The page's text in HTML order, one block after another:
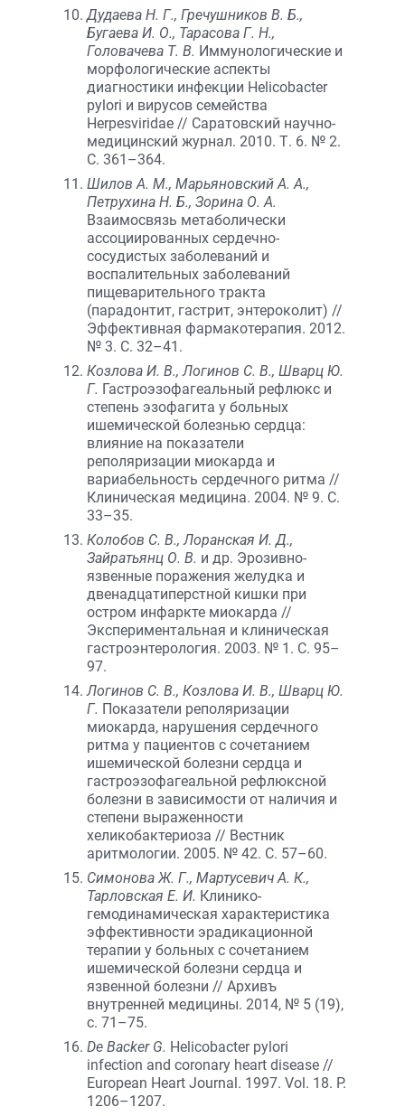
Дудаева Н. Г., Гречушников В. Б.,
Бугаева И. О., Тарасова Г. Н.,
Головачева Т. В. Иммунологические и
морфологические аспекты
диагностики инфекции Helicobacter
pylori и вирусов семейства
Herpesviridae // Саратовский научно-
медицинский журнал. 2010. Т. 6. № 2.
С. 361–364.
Шилов А. М., Марьяновский А. А.,
Петрухина Н. Б., Зорина О. А.
Взаимосвязь метаболически
ассоциированных сердечно-
сосудистых заболеваний и
воспалительных заболеваний
пищеварительного тракта
(парадонтит, гастрит, энтероколит) //
Эффективная фармакотерапия. 2012.
№ 3. C. 32–41.
Козлова И. В., Логинов С. В., Шварц Ю.
Г. Гастроэзофагеальный рефлюкс и
степень эзофагита у больных
ишемической болезнью сердца:
влияние на показатели
реполяризации миокарда и
вариабельность сердечного ритма //
Клиническая медицина. 2004. № 9. С.
33–35.
Колобов С. В., Лоранская И. Д.,
Зайратьянц О. В. и др. Эрозивно-
язвенные поражения желудка и
двенадцатиперстной кишки при
остром инфаркте миокарда //
Экспериментальная и клиническая
гастроэнтерология. 2003. № 1. С. 95–
97.
Логинов С. В., Козлова И. В., Шварц Ю.
Г. Показатели реполяризации
миокарда, нарушения сердечного
ритма у пациентов с сочетанием
ишемической болезни сердца и
гастроэзофагеальной рефлюксной
болезни в зависимости от наличия и
степени выраженности
хеликобактериоза // Вестник
аритмологии. 2005. № 42. С. 57–60.
Симонова Ж. Г., Мартусевич А. К.,
Тарловская Е. И. Клинико-
гемодинамическая характеристика
эффективности эрадикационной
терапии у больных с сочетанием
ишемической болезни сердца и
язвенной болезни // Архивъ
внутренней медицины. 2014, № 5 (19),
с. 71–75.
De Backer G. Helicobacter pylori
infection and coronary heart disease //
European Heart Journal. 1997. Vol. 18. P.
1206–1207.